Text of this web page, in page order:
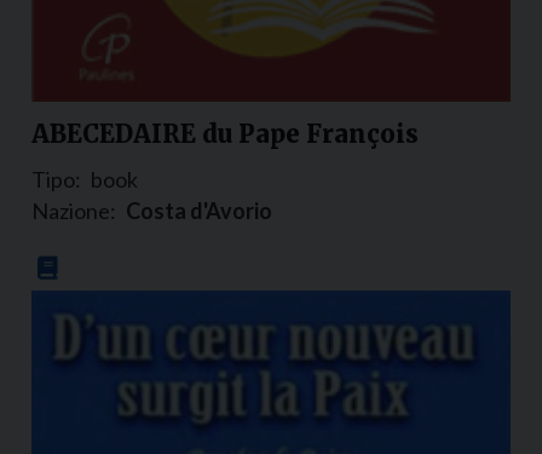
ABECEDAIRE du Pape François
Tipo: book
Nazione: Costa d'Avorio